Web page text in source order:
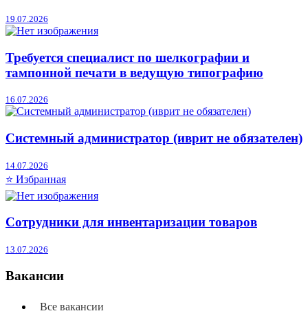
19.07.2026
Требуется специалист по шелкографии и
тампонной печати в ведущую типографию
16.07.2026
Системный администратор (иврит не обязателен)
14.07.2026
⭐ Избранная
Сотрудники для инвентаризации товаров
13.07.2026
Вакансии
Все вакансии